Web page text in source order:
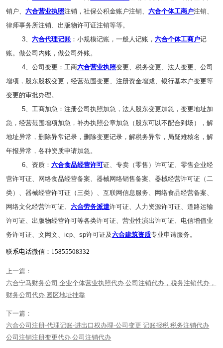
销户、六合营业执照注销，社保公积金账户注销、六合个体工商户注销、
律师事务所注销、出版物许可证注销等等。
3、六合代理记账 ：小规模记账，一般人记账，六合个体工商户记
账。做公司内账，做公司外账。
4、公司变更：工商六合营业执照变更、税务变更、法人变更、公司
增项，股东股权变更，经营范围变更、注册资金增减、银行基本户变更等
变更的审批办理。
5、工商加急：注册公司执照加急，法人股东变更加急，变更地址加
急，经营范围增项加急，补办执照公章加急（股东可以不配合到场），解
地址异常，删除异常记录，删除变更记录，解税务异常，局疑难核名，解
年报异常，各种资质申请加急。
6、资质：六合食品经营许可证、专卖（零售）许可证、零售企业经
营许可证、网络食品经营备案、器械网络销售备案、器械经营许可证（二
类）、器械经营许可证（三类）、互联网信息服务、网络食品经营备案、
网络文化经营许可证、六合劳务派遣许可证、人力资源许可证、道路运输
许可证、出版物经营许可等各类许可证、营业性演出许可证、电信增值业
务许可证、文网文、icp、sp许可证及六合建筑资质专业申请服务。
联系电话微信：15855508332
上一篇：
六合宁马财务公司 企业个体营业执照代办 公司注销代办，税务注销代办，
财务公司代办 园区地址挂靠
下一篇：
六合公司注册-代理记账-进出口权办理-公司变更 记账报税 税务注销代办
公司注销注册变更代办 公司注销代办